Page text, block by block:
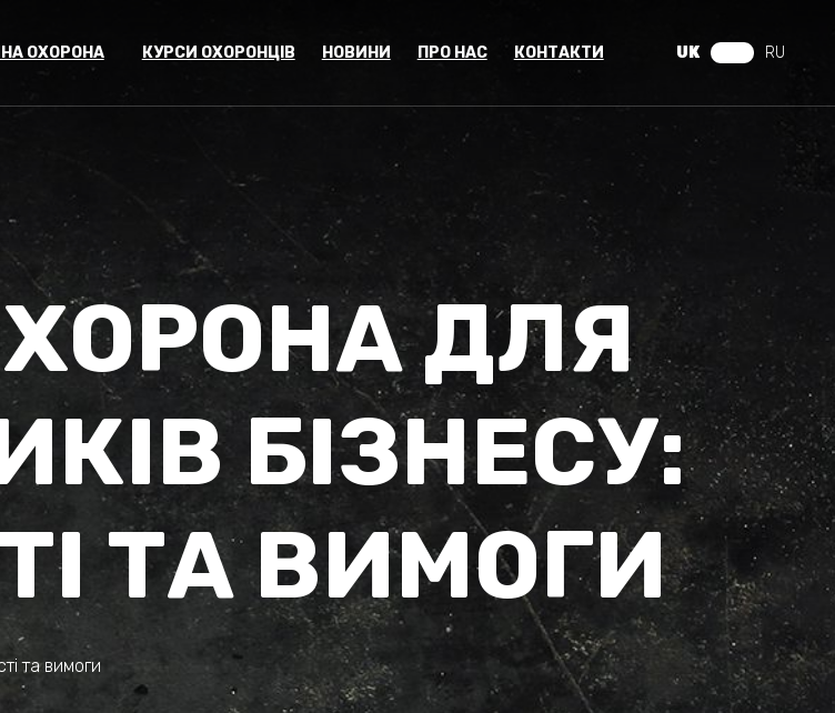
UK RU
ОХОРОНА КУРСИ ОХОРОНЦІВ НОВИНИ ПРО НАС КОНТАКТИ
ДЛЯ
БІЗНЕСУ:
ТА ВИМОГИ
та вимоги